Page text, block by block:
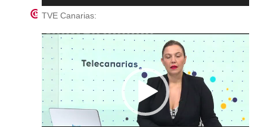
audio
TVE Canarias:
Reproductor
de
vídeo